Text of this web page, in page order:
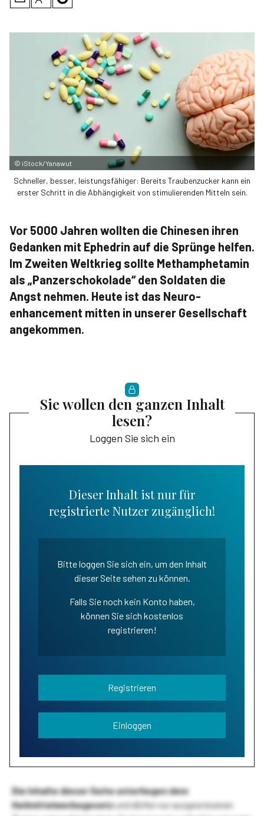
© iStock/Yanawut
Schneller, besser, leistungsfähiger: Bereits Traubenzucker kann ein
erster Schritt in die Abhängigkeit von stimulierenden Mitteln sein.
Vor 5000 Jahren wollten die Chinesen ihren
Gedanken mit Ephedrin auf die Sprünge helfen.
Im Zweiten Weltkrieg sollte Meth­amphetamin
als „Panzer­schokolade“ den Soldaten die
Angst nehmen. Heute ist das Neuro­
enhancement mitten in unserer Gesellschaft
angekommen.
Sie wollen den ganzen Inhalt
lesen?
Loggen Sie sich ein
Dieser Inhalt ist nur für
registrierte Nutzer zugänglich!
Bitte loggen Sie sich ein, um den Inhalt
dieser Seite sehen zu können.
Falls Sie noch kein Konto haben,
können Sie sich kostenlos
registrieren!
Registrieren
Einloggen
Die Inhalte dieser Seite unterliegen dem
Heilmittelwerbegesetzund dürfen nur ausgewiesenen